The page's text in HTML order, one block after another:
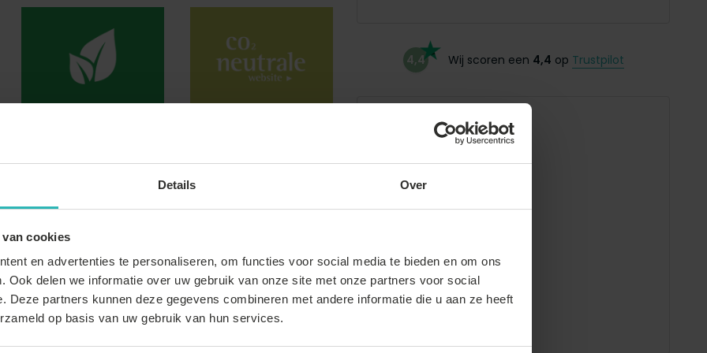
Details Over
cookies
en advertenties te personaliseren, om functies voor social media te bieden en om ons
Ook delen we informatie over uw gebruik van onze site met onze partners voor social
Deze partners kunnen deze gegevens combineren met andere informatie die u aan ze heeft
op basis van uw gebruik van hun services.
right delivery van minimaal 98% hebben.
product ontvangen, waarmee transport van loze lucht
in de lijst van toonaangevende bedrijven inzake CO2
via binnenvaartschepen, is er een besparing van 20-
weg te gooien. Zo worden retouren met lichte
4,4 Wij scoren een 4,4 op Trustpilot
AQ Living B.V.
5236PX 's-Hertogenbosch
BTW: NL855208922B01
Bekijk op Google Maps
BTW: NL855208922B01